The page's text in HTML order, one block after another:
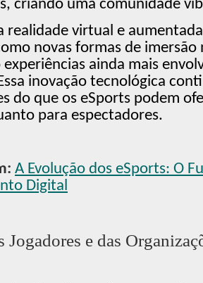
criando uma comunidade
realidade virtual e
novas formas de imersão
ainda mais
inovação tecnológica
do que os eSports podem
para espectadores.
A Evolução dos eSports: O
Digital
Jogadores e das